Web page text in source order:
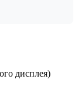
дисплея)